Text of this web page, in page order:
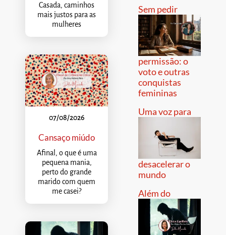
Casada, caminhos
mais justos para as
mulheres
07/08/2026
Cansaço miúdo
Afinal, o que é uma
pequena mania,
perto do grande
marido com quem
me casei?
Sem pedir
permissão: o
voto e outras
conquistas
femininas
Uma voz para
desacelerar o
mundo
Além do